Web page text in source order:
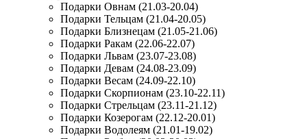
Подарки Овнам (21.03-20.04)
Подарки Тельцам (21.04-20.05)
Подарки Близнецам (21.05-21.06)
Подарки Ракам (22.06-22.07)
Подарки Львам (23.07-23.08)
Подарки Девам (24.08-23.09)
Подарки Весам (24.09-22.10)
Подарки Скорпионам (23.10-22.11)
Подарки Стрельцам (23.11-21.12)
Подарки Козерогам (22.12-20.01)
Подарки Водолеям (21.01-19.02)